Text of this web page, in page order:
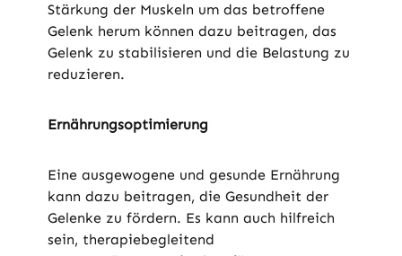
Stärkung der Muskeln um das betroffene
Gelenk herum können dazu beitragen, das
Gelenk zu stabilisieren und die Belastung zu
reduzieren.
Ernährungsoptimierung
Eine ausgewogene und gesunde Ernährung
kann dazu beitragen, die Gesundheit der
Gelenke zu fördern. Es kann auch hilfreich
sein, therapiebegleitend